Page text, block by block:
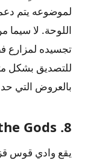
لموضوعه يتم
تجسيده لمزارع
للتصديق بشكل
بالعروض التي
8. The Summit of the Gods
يقع وادي قوس